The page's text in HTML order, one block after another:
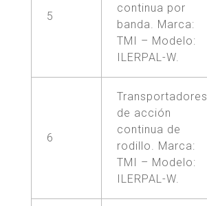
5
continua por
banda. Marca:
TMI – Modelo:
ILERPAL-W.
6
Transportadores
de acción
continua de
rodillo. Marca:
TMI – Modelo:
ILERPAL-W.